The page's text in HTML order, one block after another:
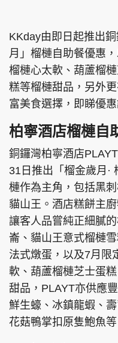
東周刊
PCM 電腦廣場
頭條日報
親子王
頭條搵工
KKday由即日起推出
月」榴槤自助餐優惠
榴槤心太軟、葫蘆榴
糕等榴槤甜品，另外
富美食選擇，即睇優惠
柏寧酒店榴槤自
銅鑼灣柏寧酒店
31日推出「榴金歲月·
槤作為主角，包括黑
貓山王。酒店糕餅主
讓客人品嘗純正細膩
崙、貓山王意式榴槤
法式燉蛋，以及7月限
軟、葫蘆榴槤芝士蛋
甜品，PLAYT亦供應
鮮生蠔、冰鎮龍蝦、
花菇鴨掌扣原隻鮑魚